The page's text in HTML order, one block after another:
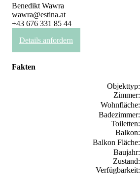
Benedikt Wawra
wawra@estina.at
+43 676 331 85 44
Details anfordern
Fakten
Objekttyp:
Zimmer:
Wohnfläche:
Badezimmer:
Toiletten:
Balkon:
Balkon Fläche:
Baujahr:
Zustand:
Verfügbarkeit: